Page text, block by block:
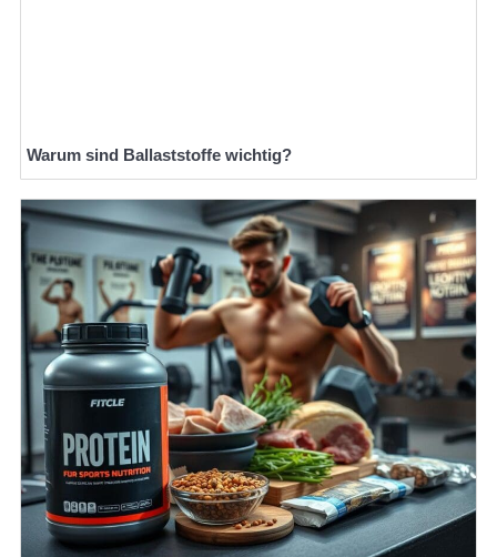
Warum sind Ballaststoffe wichtig?